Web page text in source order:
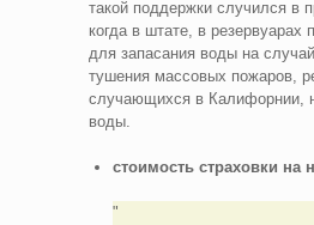
такой поддержки случился в
когда в штате, в резервуарах
для запасания воды на
тушения массовых пожаров,
случающихся в Калифорнии,
воды.
стоимость страховки на